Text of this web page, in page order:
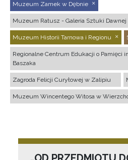
Muzeum Zamek w Dębnie
Muzeum Ratusz - Galeria Sztuki Dawnej
Muzeum Historii Tarnowa i Regionu
Regionalne Centrum Edukacji o Pamięci
Baszaka
Zagroda Felicji Curyłowej w Zalipiu
Muzeum Wincentego Witosa w